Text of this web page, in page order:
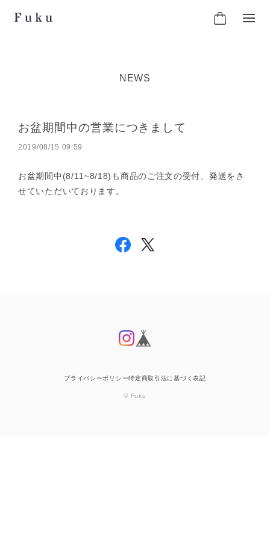
NEWS
お盆期間中の営業につきまして
2019/08/15 09:59
お盆期間中(8/11~8/18)も商品のご注文の受付、発送をさ
せていただいております。
プライバシーポリシー特定商取引法に基づく表記
© Fuku